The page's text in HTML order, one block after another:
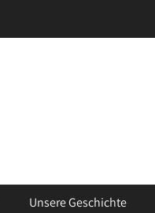
Unsere Geschichte